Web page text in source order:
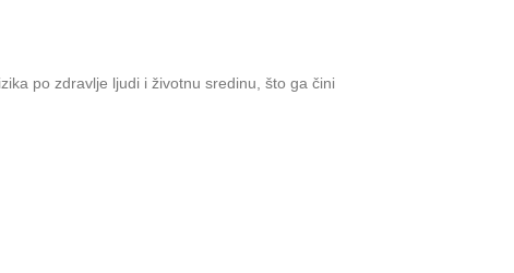
po zdravlje ljudi i životnu sredinu, što ga čini